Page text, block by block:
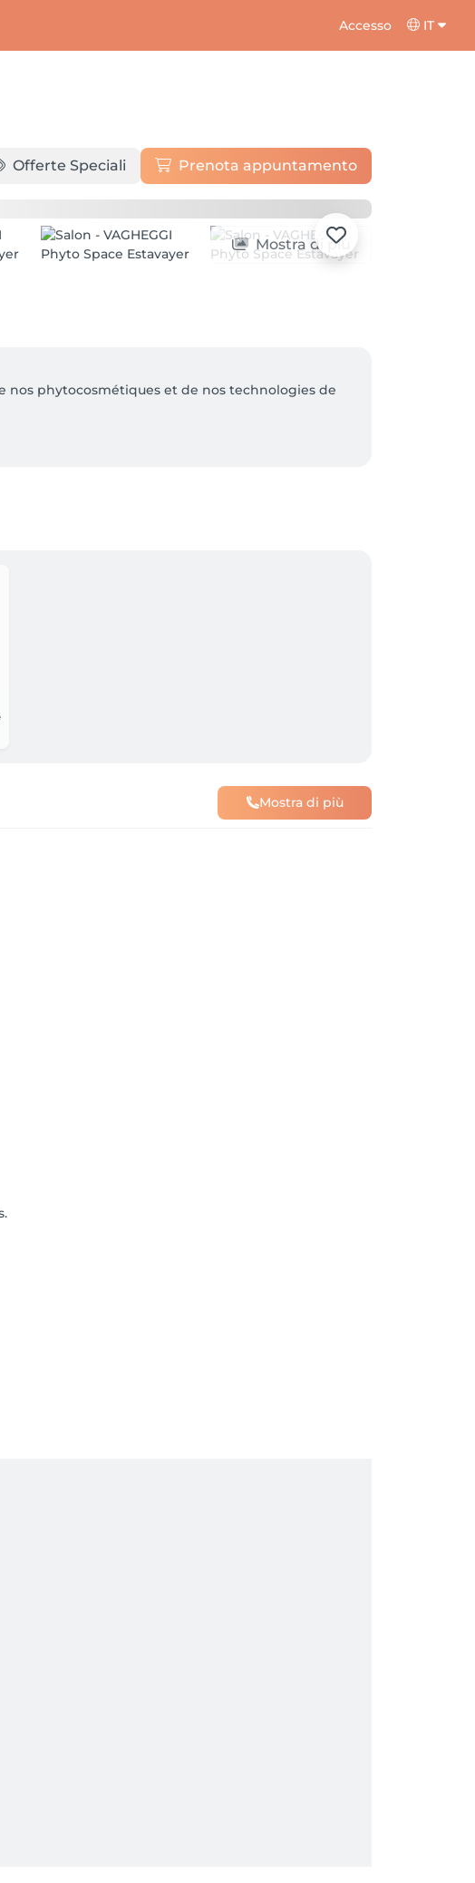
Accesso IT
Offerte Speciali Prenota appuntamento
Mostra di più
nos phytocosmétiques et de nos technologies de
Mostra di più